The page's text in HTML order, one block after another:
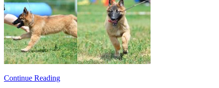
Continue Reading